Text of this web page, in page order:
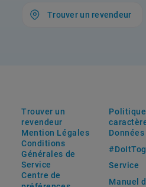
Trouver un revendeur
Trouver un
revendeur
Mention Légales
Conditions
Générales de
Service
Centre de
Service
Manuel